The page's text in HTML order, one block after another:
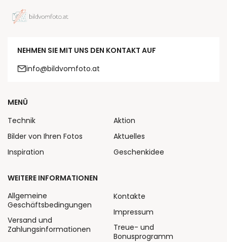
NEHMEN SIE MIT UNS DEN KONTAKT AUF
info@bildvomfoto.at
MENÜ
Technik
Bilder von Ihren Fotos
Inspiration
Aktion
Aktuelles
Geschenkidee
WEITERE INFORMATIONEN
Allgemeine
Geschäftsbedingungen
Versand und
Zahlungsinformationen
Kontakte
Impressum
Treue- und
Bonusprogramm